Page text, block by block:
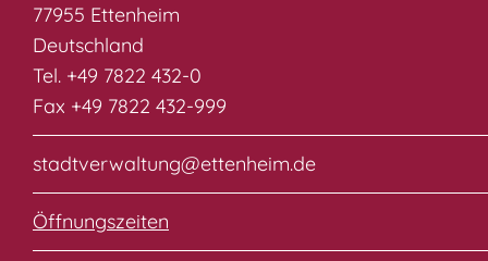
77955 Ettenheim
Deutschland
Tel. +49 7822 432-0
Fax +49 7822 432-999
stadtverwaltung@ettenheim.de
Öffnungszeiten